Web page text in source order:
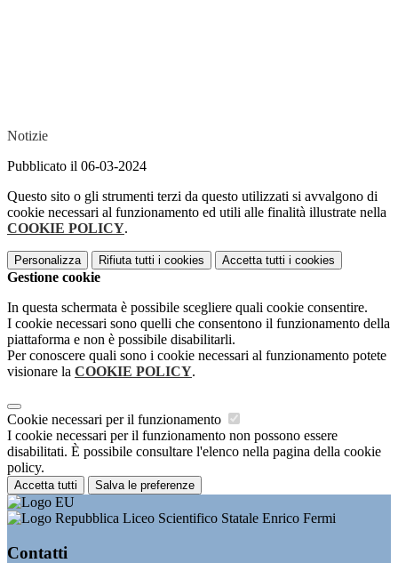
Notizie
Pubblicato il 06-03-2024
Questo sito o gli strumenti terzi da questo utilizzati si avvalgono di
cookie necessari al funzionamento ed utili alle finalità illustrate nella
COOKIE POLICY.
Personalizza Rifiuta tutti i cookies Accetta tutti i cookies
Gestione cookie
In questa schermata è possibile scegliere quali cookie consentire.
I cookie necessari sono quelli che consentono il funzionamento della
piattaforma e non è possibile disabilitarli.
Per conoscere quali sono i cookie necessari al funzionamento potete
visionare la COOKIE POLICY.
Cookie necessari per il funzionamento
I cookie necessari per il funzionamento non possono essere
disabilitati. È possibile consultare l'elenco nella pagina della cookie
policy.
Accetta tutti Salva le preferenze
Liceo Scientifico Statale Enrico Fermi
Contatti